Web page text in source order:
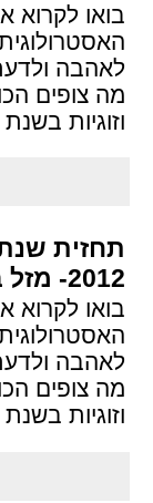
בואו לקרוא
לאהבה
מה צופים
וזוגיות בשנת 2012.
תחזית
2012- מזל בתולה
בואו לקרוא
לאהבה
מה צופים
וזוגיות בשנת 2012.